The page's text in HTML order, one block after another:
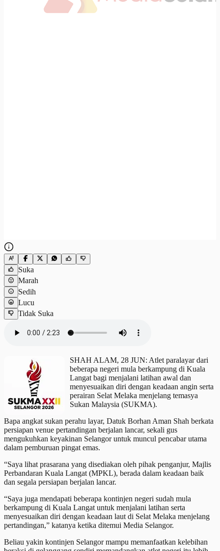
Suka
Marah
Sedih
Lucu
Tidak Suka
SHAH ALAM, 28 JUN: Atlet paralayar dari
beberapa negeri mula berkampung di Kuala
Langat bagi menjalani latihan awal dan
menyesuaikan diri dengan keadaan angin serta
perairan Selat Melaka menjelang temasya
Sukan Malaysia (SUKMA).
Bapa angkat sukan perahu layar, Datuk Borhan Aman Shah berkata
persiapan venue pertandingan berjalan lancar, sekali gus
mengukuhkan keyakinan Selangor untuk muncul pencabar utama
dalam pemburuan pingat emas.
“Saya lihat prasarana yang disediakan oleh pihak penganjur, Majlis
Perbandaran Kuala Langat (MPKL), berada dalam keadaan baik
dan segala persiapan berjalan lancar.
“Saya juga mendapati beberapa kontinjen negeri sudah mula
berkampung di Kuala Langat untuk menjalani latihan serta
menyesuaikan diri dengan keadaan laut di Selat Melaka menjelang
pertandingan,” katanya ketika ditemui Media Selangor.
Beliau yakin kontinjen Selangor mampu memanfaatkan kelebihan